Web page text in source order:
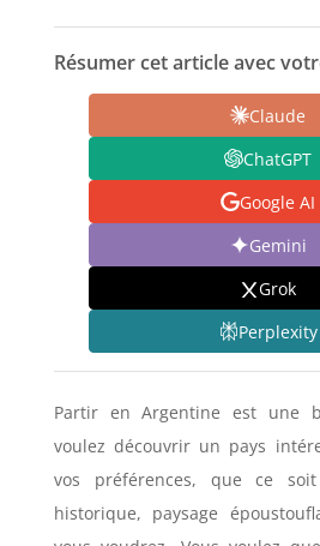
Résumer cet article avec
Claude
ChatGPT
Google AI
Gemini
Grok
Perplexity
Partir en Argentine est une
voulez découvrir un pays
vos préférences, que ce
historique, paysage